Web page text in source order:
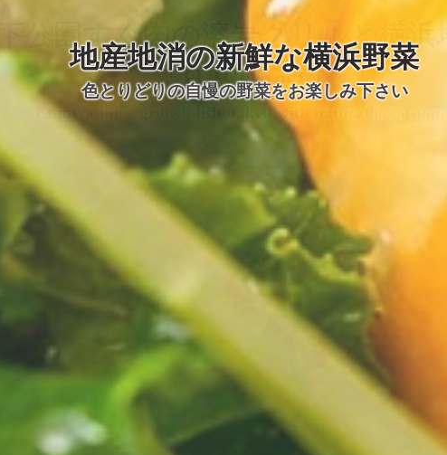
Enjoy a juicy grilled dish baked with natural lava
地産地消の新鮮な横浜野菜
色とりどりの自慢の野菜をお楽しみ下さい
種類豊富なボトルワインが3,800円（税込）の均一価格で